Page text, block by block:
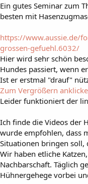
Ein gutes Seminar zum
besten mit
https://www.aussie.de/
grossen-gefuehl.6032/
Hier wird sehr schön
Hundes passiert, wenn
Ist er erstmal "drauf"
Zum Vergrößern
Leider funktioniert der
Ich finde die Videos der
wurde empfohlen, dass
Situationen bringen soll,
Wir haben etliche
Nachbarschaft. Täglich
Hühnergehege vorbei